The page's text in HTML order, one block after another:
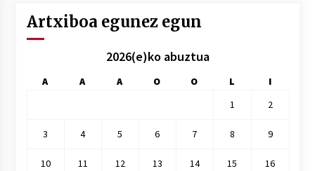
Artxiboa egunez egun
2026(e)ko abuztua
A A A O O L
I
1
2
3 4 5 6 7 8 9
10 11 12 13 14 15 16